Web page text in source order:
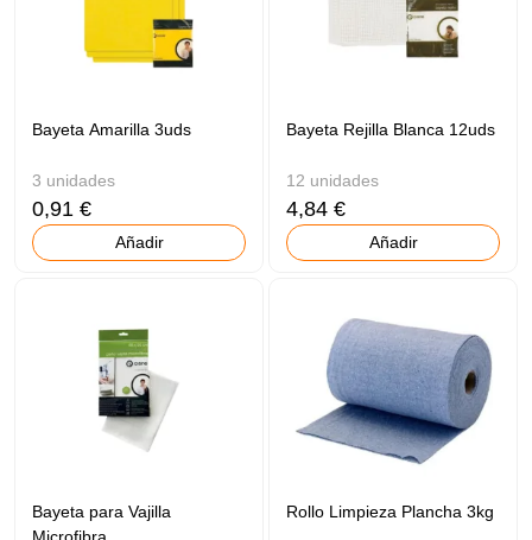
Bayeta Amarilla 3uds
3 unidades
0,91 €
Añadir
Bayeta Rejilla Blanca 12uds
12 unidades
4,84 €
Añadir
Bayeta para Vajilla
Rollo Limpieza Plancha 3kg